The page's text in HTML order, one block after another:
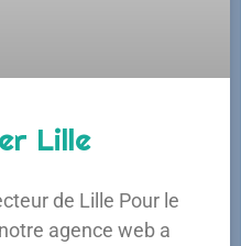
Lille
de Lille Pour le
agence web a